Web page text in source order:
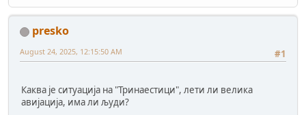
presko
#1
August 24, 2025, 12:15:50 AM
Каква је ситуација на "Тринаестици", лети ли велика
авијација, има ли људи?